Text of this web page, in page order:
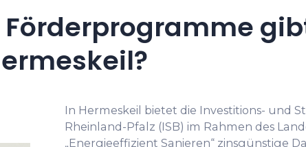
In Hermeskeil bietet die Investitions- und
Rheinland-Pfalz (ISB) im Rahmen des
„Energieeffizient Sanieren“ zinsgünstige